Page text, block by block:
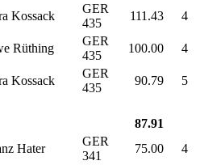
Kossack
GER
435
111.43
4
Rüthing
GER
435
100.00
4
Kossack
GER
435
90.79 5
87.91
Hater
GER
341
75.00 4